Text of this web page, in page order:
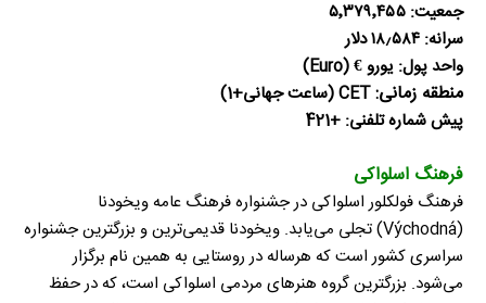
جمعیت: ۵٬۳۷۹٬۴۵۵
سرانه: ۱۸٫۵۸۴ دلار
واحد پول: یورو € (Euro)
منطقه زمانی:CET (ساعت جهانی+1)
پیش شماره تلفنی: +421
فرهنگ اسلواکی
فرهنگ فولکلور اسلواکی در جشنواره فرهنگ عامه ویخودنا
(Východná) تجلی می‌یابد. ویخودنا قدیمی‌ترین و بزرگترین جشنواره
سراسری کشور است که هرساله در روستایی به همین نام برگزار
می‌شود. بزرگترین گروه هنرهای مردمی اسلواکی است، که در حفظ